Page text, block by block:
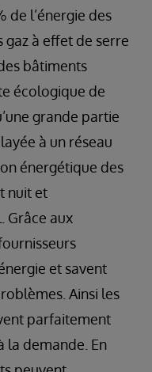
de l’énergie des
à effet de serre
bâtiments
écologique de
grande partie
à un réseau
énergétique des
nuit et
Grâce aux
et savent
Ainsi les
parfaitement
la demande. En